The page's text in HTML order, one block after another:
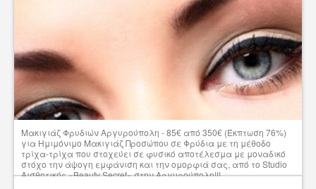
Μακιγιάζ Φρυδιών Αργυρούπολη - 85€ από 350€ (Έκπτωση 76%)
για Ημιμόνιμο Μακιγιάζ Προσώπου σε Φρύδια με τη μέθοδο
τρίχα-τρίχα που στοχεύει σε φυσικό αποτέλεσμα με μοναδικό
στόχο την άψογη εμφάνιση και την ομορφιά σας, από το Studio
Αισθητικής «Beauty Secret» στην Αργυρούπολη!!!